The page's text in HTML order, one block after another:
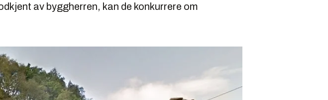
av byggherren, kan de konkurrere om